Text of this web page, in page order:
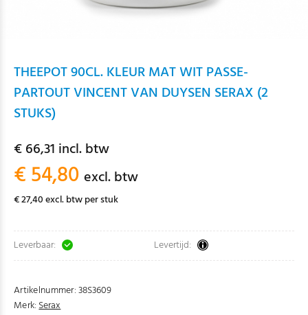
THEEPOT 90CL. KLEUR MAT WIT PASSE-
PARTOUT VINCENT VAN DUYSEN SERAX (2
STUKS)
€ 66,31 incl. btw
€ 54,80 excl. btw
€ 27,40 excl. btw per stuk
Leverbaar: Levertijd:
Artikelnummer:38S3609
Merk:Serax